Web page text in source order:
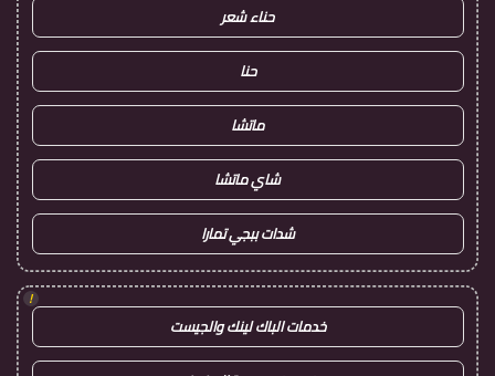
حناء شعر
حنا
ماتشا
شاي ماتشا
شدات ببجي تمارا
!
خدمات الباك لينك والجيست